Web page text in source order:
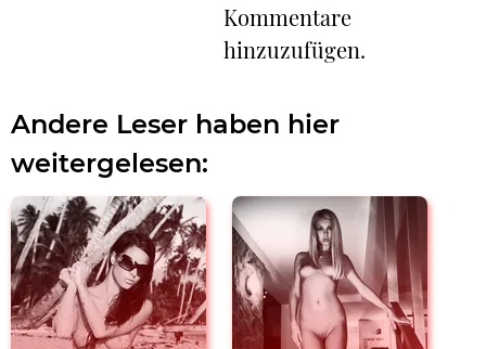
Kommentare
hinzuzufügen.
Andere Leser haben hier
weitergelesen: